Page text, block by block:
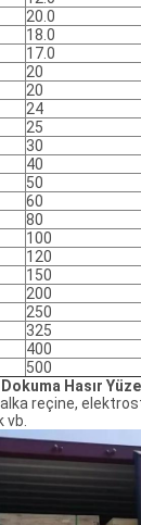
20.0
18.0
17.0
20
20
24
25
30
40
50
60
80
100
120
150
200
250
325
400
500
Hasır
reçine,
vb.